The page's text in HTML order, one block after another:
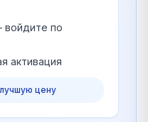
войдите по
активация
цену